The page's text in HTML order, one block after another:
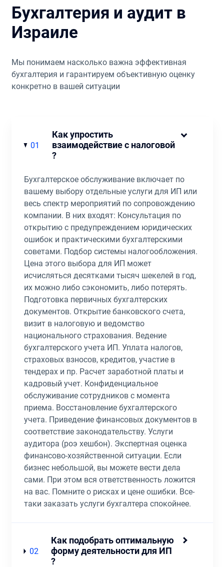
сотрудничество и дальше, так как
квалифицированная помощь и сопровождение
бизнеса гарантирует безопасность и прозрачность
его ведения, страхует от многих рисков и экономит
Бухгалтерия и аудит в
Израиле
Мы понимаем насколько важна эффективная
бухгалтерия и гарантируем объективную оценку
конкретно в вашей ситуации
01
Как упростить
взаимодействие с налоговой
?
Бухгалтерское обслуживание включает по
вашему выбору отдельные услуги для ИП или
весь спектр мероприятий по сопровождению
компании. В них входят: Консультация по
открытию с предупреждением юридических
ошибок и практическими бухгалтерскими
советами. Подбор системы налогообложения.
Цена этого выбора для ИП может
исчисляться десятками тысяч шекелей в год,
их можно либо сэкономить, либо потерять.
Подготовка первичных бухгалтерских
документов. Открытие банковского счета,
визит в налоговую и ведомство
национального страхования. Ведение
бухгалтерского учета ИП. Уплата налогов,
страховых взносов, кредитов, участие в
тендерах и пр. Расчет заработной платы и
кадровый учет. Конфиденциальное
обслуживание сотрудников с момента
приема. Восстановление бухгалтерского
учета. Приведение финансовых документов в
соответствие законодательству. Услуги
аудитора (роэ хешбон). Экспертная оценка
финансово-хозяйственной ситуации. Если
бизнес небольшой, вы можете вести дела
сами. При этом вся ответственность ложится
на вас. Помните о рисках и цене ошибки. Все-
таки заказать услуги бухгалтера спокойнее.
02
Как подобрать оптимальную
форму деятельности для ИП
?